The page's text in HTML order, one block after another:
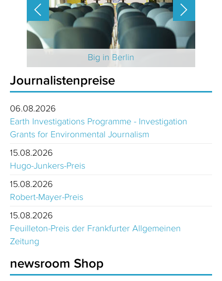
Big in Berlin
Journalistenpreise
06.08.2026
Earth Investigations Programme - Investigation
Grants for Environmental Journalism
15.08.2026
Hugo-Junkers-Preis
15.08.2026
Robert-Mayer-Preis
15.08.2026
Feuilleton-Preis der Frankfurter Allgemeinen
Zeitung
newsroom Shop